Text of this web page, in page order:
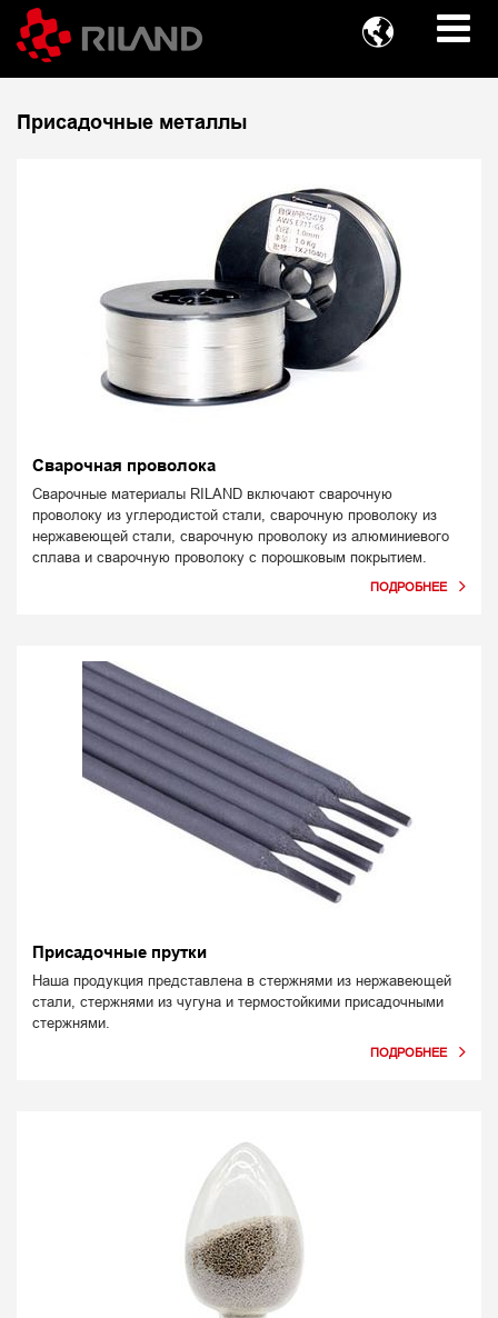

Присадочные металлы
Сварочная проволока
Сварочные материалы RILAND включают сварочную
проволоку из углеродистой стали, сварочную проволоку из
нержавеющей стали, сварочную проволоку из алюминиевого
сплава и сварочную проволоку с порошковым покрытием.
Присадочные прутки
Наша продукция представлена в стержнями из нержавеющей
стали, стержнями из чугуна и термостойкими присадочными
стержнями.